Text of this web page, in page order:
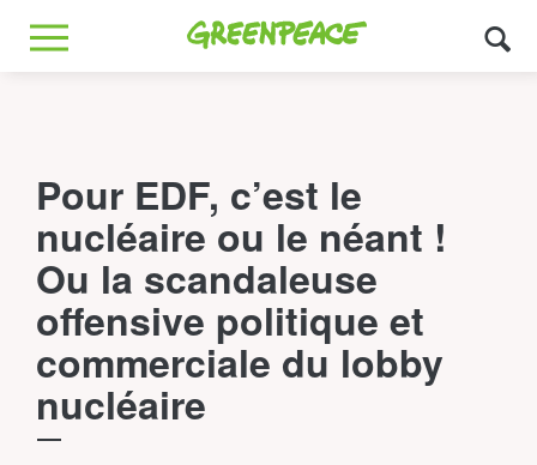
Greenpeace
MENU
Pour EDF, c’est le
nucléaire ou le néant !
Ou la scandaleuse
offensive politique et
commerciale du lobby
nucléaire